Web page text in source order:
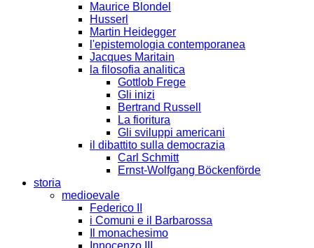
Maurice Blondel
Husserl
Martin Heidegger
l'epistemologia contemporanea
Jacques Maritain
la filosofia analitica
Gottlob Frege
Gli inizi
Bertrand Russell
La fioritura
Gli sviluppi americani
il dibattito sulla democrazia
Carl Schmitt
Ernst-Wolfgang Böckenförde
storia
medioevale
Federico II
i Comuni e il Barbarossa
Il monachesimo
Innocenzo III